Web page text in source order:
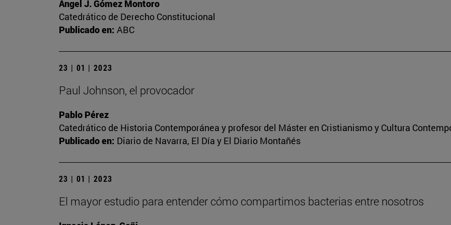
Ángel J. Gómez Montoro
Catedrático de Derecho Constitucional
Publicado en: ABC
23 | 01 | 2023
Paul Johnson, el provocador
Pablo Pérez
Catedrático de Historia Contemporánea y profesor del Máster en Cristianismo y Cultura
Publicado en: Diario de Navarra, El Día y El Diario Montañés
23 | 01 | 2023
El mayor estudio para entender cómo compartimos bacterias entre nosotros